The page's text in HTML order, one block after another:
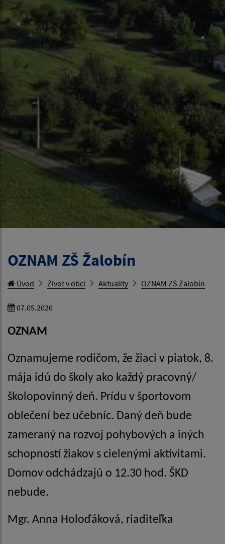
OZNAM ZŠ Žalobín
Úvod Život v obci Aktuality OZNAM ZŠ Žalobín
07.05.2026
OZNAM
Oznamujeme rodičom, že žiaci v piatok, 8.
mája idú do školy ako každý pracovný/
školopovinný deň. Prídu v športovom
oblečení bez učebníc. Daný deň bude
zameraný na rozvoj pohybových a iných
schopností žiakov s cielenými aktivitami.
Domov odchádzajú o 12.30 hod. ŠKD
nebude.
Mgr. Anna Holoďáková, riaditeľka